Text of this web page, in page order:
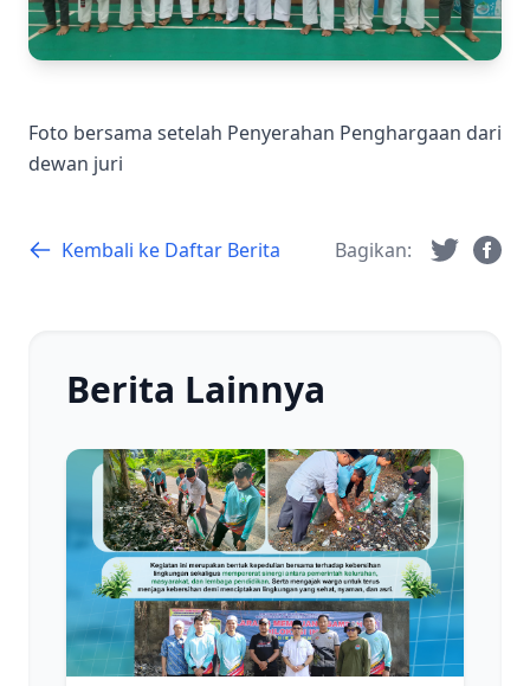
Foto bersama setelah Penyerahan Penghargaan dari
dewan juri
Kembali ke Daftar Berita Bagikan:
Berita Lainnya